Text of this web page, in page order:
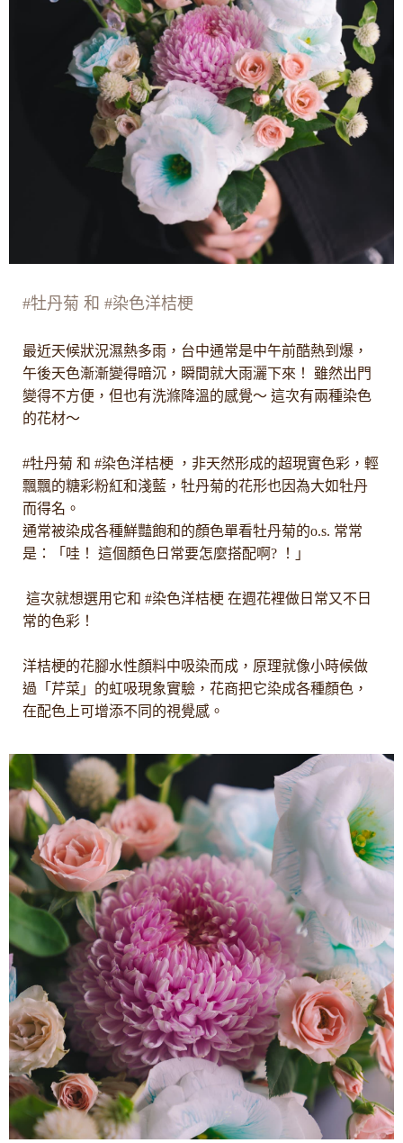
#牡丹菊 和 #染色洋桔梗
最近天候狀況濕熱多雨，台中通常是中午前酷熱到爆，
午後天色漸漸變得暗沉，瞬間就大雨灑下來！ 雖然出門
變得不方便，但也有洗滌降溫的感覺〜 這次有兩種染色
的花材〜
#牡丹菊 和 #染色洋桔梗 ，非天然形成的超現實色彩，輕
飄飄的糖彩粉紅和淺藍，牡丹菊的花形也因為大如牡丹
而得名。
通常被染成各種鮮豔飽和的顏色單看牡丹菊的o.s. 常常
是：「哇！ 這個顏色日常要怎麼搭配啊? ！」
這次就想選用它和 #染色洋桔梗 在週花裡做日常又不日
常的色彩！
洋桔梗的花腳水性顏料中吸染而成，原理就像小時候做
過「芹菜」的虹吸現象實驗，花商把它染成各種顏色，
在配色上可增添不同的視覺感。